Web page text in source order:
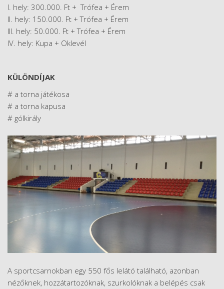
I. hely: 300.000. Ft + Trófea + Érem
II. hely: 150.000. Ft + Trófea + Érem
III. hely: 50.000. Ft + Trófea + Érem
IV. hely: Kupa + Oklevél
KÜLÖNDÍJAK
# a torna játékosa
# a torna kapusa
# gólkirály
A sportcsarnokban egy 550 fős lelátó található, azonban
nézőknek, hozzátartozóknak, szurkolóknak a belépés csak